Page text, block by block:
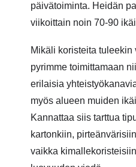
päivätoiminta. Heidän
viikoittain noin 70-90
Mikäli koristeita tuleekin
pyrimme toimittamaan
erilaisia
myös alueen muiden
Kannattaa siis tarttua
kartonkiin,
vaikka